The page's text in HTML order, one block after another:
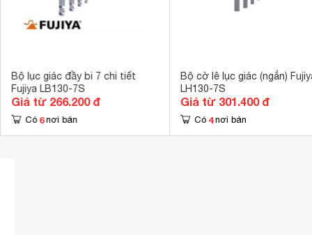
Bộ lục giác đầy bi 7 chi tiết
Fujiya LB130-7S
Giá từ 266.200 đ
Có 6 nơi bán
Bộ cờ lê lục giác (ngắn)
LH130-7S
Giá từ 301.400 đ
Có 4 nơi bán